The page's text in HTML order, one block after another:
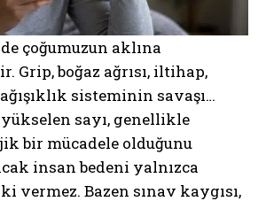
çoğumuzun aklına
Grip, boğaz ağrısı, iltihap,
sisteminin savaşı…
sayı, genellikle
bir mücadele olduğunu
insan bedeni yalnızca
vermez. Bazen sınav kaygısı,